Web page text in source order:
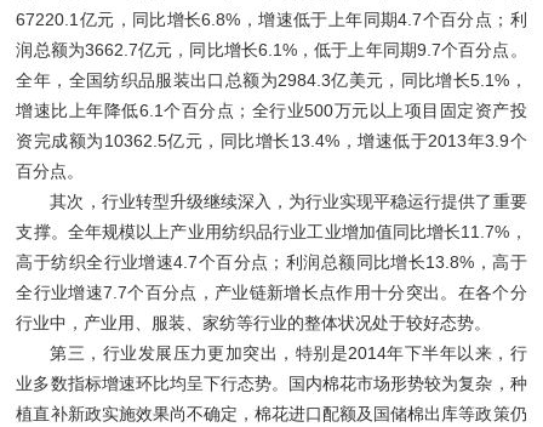
67220.1亿元，同比增长6.8%，增速低于上年同期4.7个百分点；利
润总额为3662.7亿元，同比增长6.1%，低于上年同期9.7个百分点。
全年，全国纺织品服装出口总额为2984.3亿美元，同比增长5.1%，
增速比上年降低6.1个百分点；全行业500万元以上项目固定资产投
资完成额为10362.5亿元，同比增长13.4%，增速低于2013年3.9个
百分点。
其次，行业转型升级继续深入，为行业实现平稳运行提供了重要
支撑。全年规模以上产业用纺织品行业工业增加值同比增长11.7%，
高于纺织全行业增速4.7个百分点；利润总额同比增长13.8%，高于
全行业增速7.7个百分点，产业链新增长点作用十分突出。在各个分
行业中，产业用、服装、家纺等行业的整体状况处于较好态势。
第三，行业发展压力更加突出，特别是2014年下半年以来，行
业多数指标增速环比均呈下行态势。国内棉花市场形势较为复杂，种
植直补新政实施效果尚不确定，棉花进口配额及国储棉出库等政策仍